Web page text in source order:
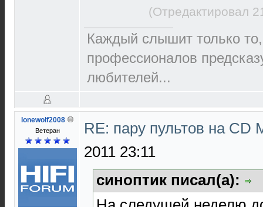
(Отредактировал
Каждый слышит только
пpофеccионалов
любителей...
lonewolf2008
Ветеран
RE: пару пультов на СD
2011 23:11
синоптик писал(а):